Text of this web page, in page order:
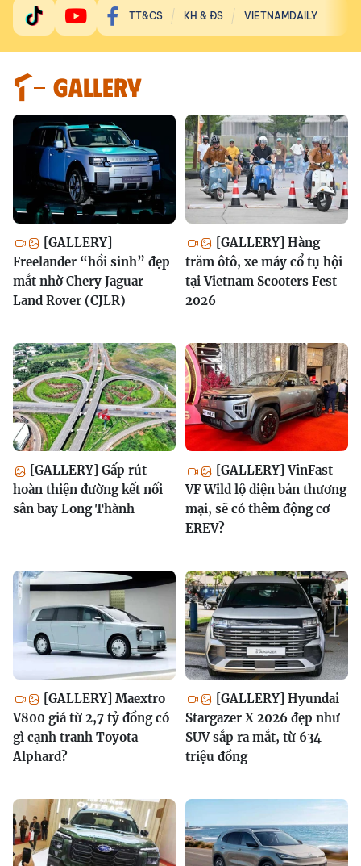
TT&CS KH & ĐS VIETNAMDAILY
GALLERY
[GALLERY]
Freelander “hồi sinh” đẹp
mắt nhờ Chery Jaguar
Land Rover (CJLR)
[GALLERY] Hàng
trăm ôtô, xe máy cổ tụ hội
tại Vietnam Scooters Fest
2026
[GALLERY] Gấp rút
hoàn thiện đường kết nối
sân bay Long Thành
[GALLERY] VinFast
VF Wild lộ diện bản thương
mại, sẽ có thêm động cơ
EREV?
[GALLERY] Maextro
V800 giá từ 2,7 tỷ đồng có
gì cạnh tranh Toyota
Alphard?
[GALLERY] Hyundai
Stargazer X 2026 đẹp như
SUV sắp ra mắt, từ 634
triệu đồng